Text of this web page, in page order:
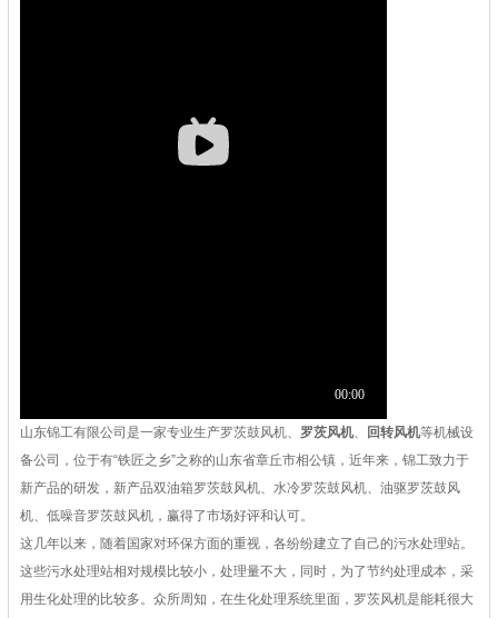
山东锦工有限公司是一家专业生产罗茨鼓风机、 罗茨风机、 回转风机等机械设
备公司，位于有“铁匠之乡”之称的山东省章丘市相公镇，近年来，锦工致力于
新产品的研发，新产品双油箱罗茨鼓风机、水冷罗茨鼓风机、油驱罗茨鼓风
机、低噪音罗茨鼓风机，赢得了市场好评和认可。
这几年以来，随着国家对环保方面的重视，各纷纷建立了自己的污水处理站。
这些污水处理站相对规模比较小，处理量不大，同时，为了节约处理成本，采
用生化处理的比较多。众所周知，在生化处理系统里面，罗茨风机是能耗很大